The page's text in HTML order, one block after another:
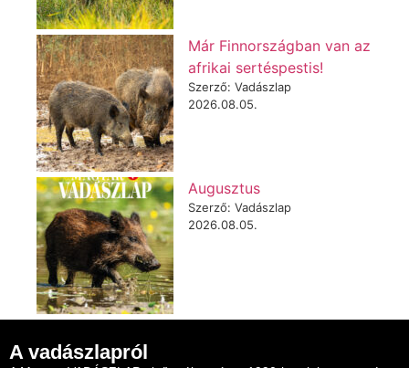
Már Finnországban van az
afrikai sertéspestis!
Szerző: Vadászlap
2026.08.05.
Augusztus
Szerző: Vadászlap
2026.08.05.
A vadászlapról